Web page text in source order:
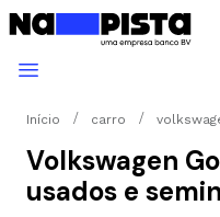
Início carro
Volkswagen
usados e